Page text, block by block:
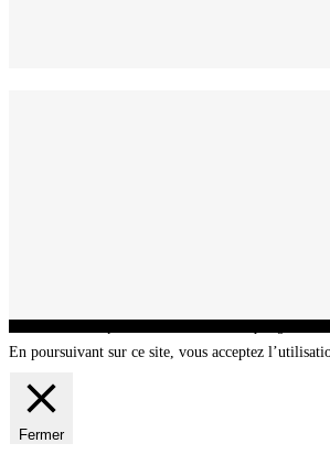
En poursuivant sur ce site, vous acceptez
Fermer